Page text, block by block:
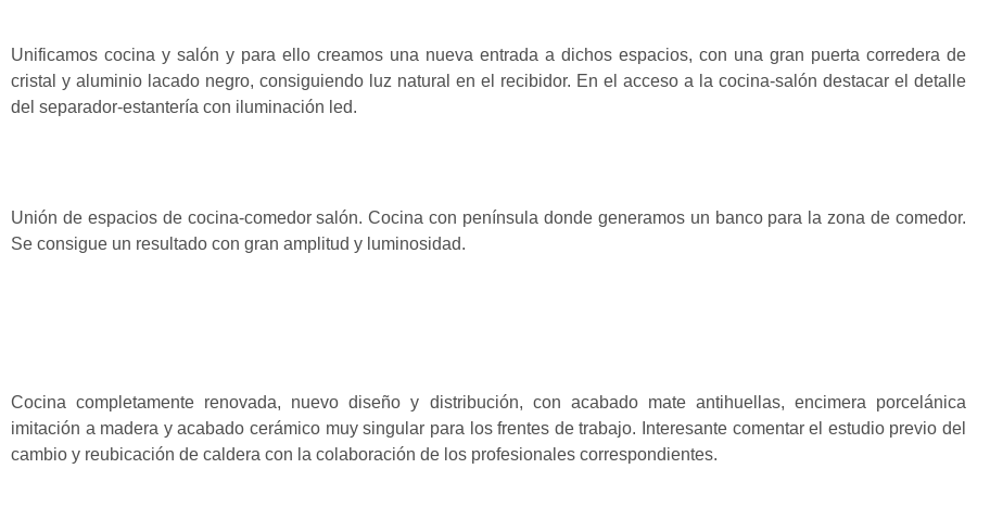
Unificamos cocina y salón y para ello creamos una nueva entrada a dichos espacios, con una gran puerta corredera de
cristal y aluminio lacado negro, consiguiendo luz natural en el recibidor. En el acceso a la cocina-salón destacar el detalle
del separador-estantería con iluminación led.
Unión de espacios de cocina-comedor salón. Cocina con península donde generamos un banco para la zona de comedor.
Se consigue un resultado con gran amplitud y luminosidad.
Cocina completamente renovada, nuevo diseño y distribución, con acabado mate antihuellas, encimera porcelánica
imitación a madera y acabado cerámico muy singular para los frentes de trabajo. Interesante comentar el estudio previo del
cambio y reubicación de caldera con la colaboración de los profesionales correspondientes.